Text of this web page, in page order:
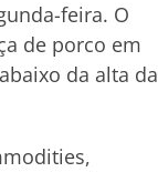
feira. O
de porco em
da alta da